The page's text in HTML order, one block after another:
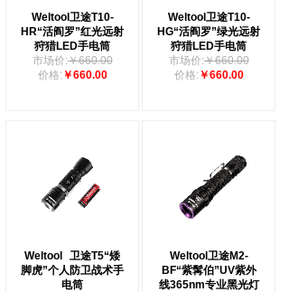
Weltool卫途T10-
HR“活阎罗”红光远射
狩猎LED手电筒
市场价:￥660.00
价格: ￥660.00
Weltool卫途T10-
HG“活阎罗”绿光远射
狩猎LED手电筒
市场价:￥660.00
价格: ￥660.00
Weltool
卫途T5“矮
脚虎”个人防卫战术手
电筒
Weltool卫途M2-
BF“紫髯伯”UV紫外
线365nm专业黑光灯